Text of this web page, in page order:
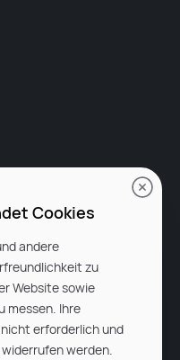
Cookies
andere
zu
Website sowie
messen. Ihre
erforderlich und
werden.